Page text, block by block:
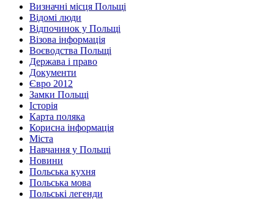
Визначні місця Польщі
Відомі люди
Відпочинок у Польщі
Візова інформація
Воєводства Польщі
Держава і право
Документи
Євро 2012
Замки Польщі
Історія
Карта поляка
Корисна інформація
Міста
Навчання у Польщі
Новини
Польська кухня
Польська мова
Польські легенди